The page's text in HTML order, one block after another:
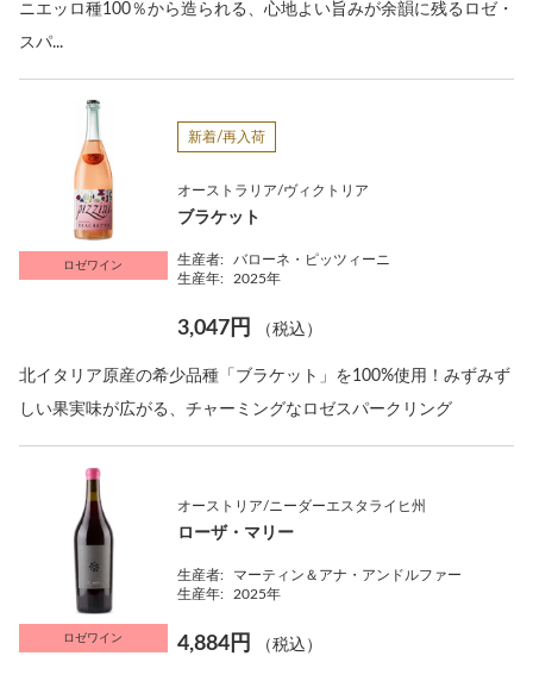
ニエッロ種100％から造られる、心地よい旨みが余韻に残るロゼ・
スパ...
ロゼワイン
新着/再入荷
オーストラリア/ヴィクトリア
ブラケット
生産者:
バローネ・ピッツィーニ
生産年:
2025年
3,047円 （税込）
北イタリア原産の希少品種「ブラケット」を100%使用！みずみず
しい果実味が広がる、チャーミングなロゼスパークリング
ロゼワイン
オーストリア/ニーダーエスタライヒ州
ローザ・マリー
生産者:
マーティン＆アナ・アンドルファー
生産年:
2025年
4,884円 （税込）